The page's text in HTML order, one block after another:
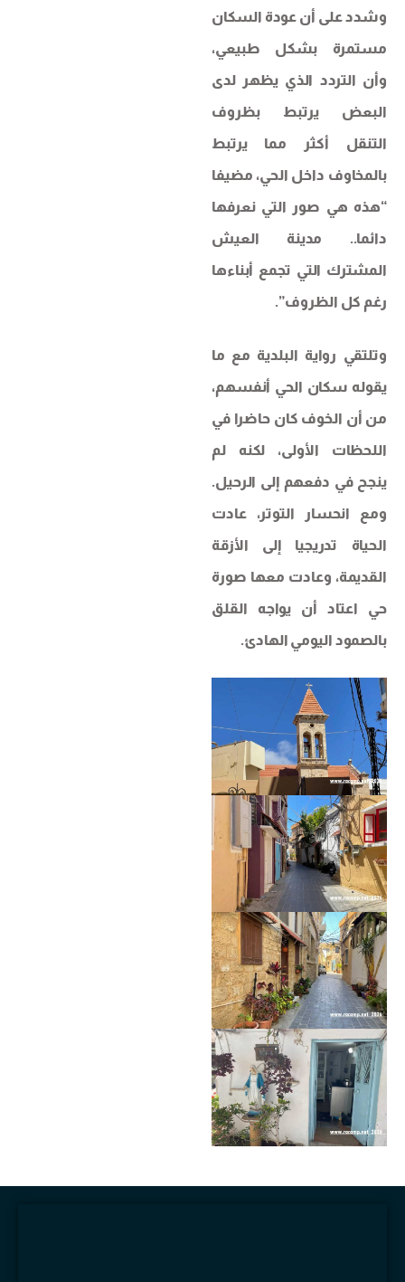
وشدد على أن عودة السكان
مستمرة بشكل طبيعي،
وأن التردد الذي يظهر لدى
البعض يرتبط بظروف
التنقل أكثر مما يرتبط
بالمخاوف داخل الحي، مضيفا
“هذه هي صور التي نعرفها
دائما.. مدينة العيش
المشترك التي تجمع أبناءها
رغم كل الظروف”.
وتلتقي رواية البلدية مع ما
يقوله سكان الحي أنفسهم،
من أن الخوف كان حاضرا في
اللحظات الأولى، لكنه لم
ينجح في دفعهم إلى الرحيل.
ومع انحسار التوتر، عادت
الحياة تدريجيا إلى الأزقة
القديمة، وعادت معها صورة
حي اعتاد أن يواجه القلق
بالصمود اليومي الهادئ.